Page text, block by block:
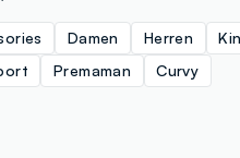
Damen Herren
Premaman Curvy